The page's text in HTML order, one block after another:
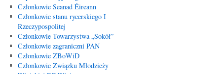
Członkowie Seanad Éireann
Członkowie stanu rycerskiego I
Rzeczypospolitej
Członkowie Towarzystwa „Sokół”
Członkowie zagraniczni PAN
Członkowie ZBoWiD
Członkowie Związku Młodzieży